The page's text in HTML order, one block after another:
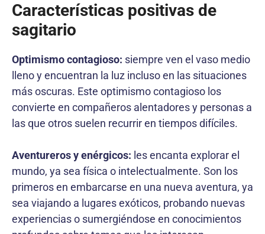
Características positivas de
sagitario
Optimismo contagioso: siempre ven el vaso medio
lleno y encuentran la luz incluso en las situaciones
más oscuras. Este optimismo contagioso los
convierte en compañeros alentadores y personas a
las que otros suelen recurrir en tiempos difíciles.
Aventureros y enérgicos: les encanta explorar el
mundo, ya sea física o intelectualmente. Son los
primeros en embarcarse en una nueva aventura, ya
sea viajando a lugares exóticos, probando nuevas
experiencias o sumergiéndose en conocimientos